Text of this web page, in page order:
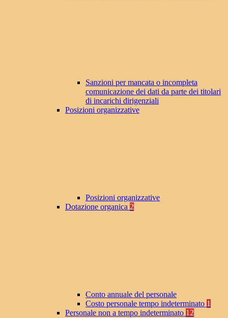
Sanzioni per mancata o incompleta
comunicazione dei dati da parte dei titolari
di incarichi dirigenziali
Posizioni organizzative
Posizioni organizzative
Dotazione organica 2
Conto annuale del personale
Costo personale tempo indeterminato 1
Personale non a tempo indeterminato 12